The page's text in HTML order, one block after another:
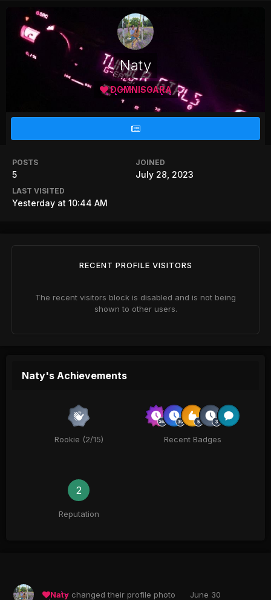
Naty
DOMNISOARA
POSTS
5
JOINED
July 28, 2023
LAST VISITED
Yesterday at 10:44 AM
RECENT PROFILE VISITORS
The recent visitors block is disabled and is not being
shown to other users.
Naty's Achievements
Rookie (2/15) Recent Badges
2
Reputation
Naty changed their profile photo June 30